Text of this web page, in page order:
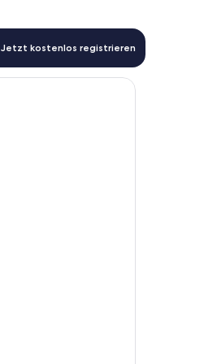
Jetzt kostenlos registrieren